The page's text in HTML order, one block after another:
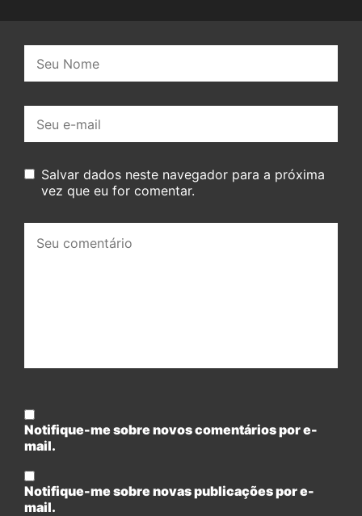
mail:
Salvar dados neste navegador para a próxima
vez que eu for comentar.
comentário:
Notifique-me sobre novos comentários por e-
mail.
Notifique-me sobre novas publicações por e-
mail.